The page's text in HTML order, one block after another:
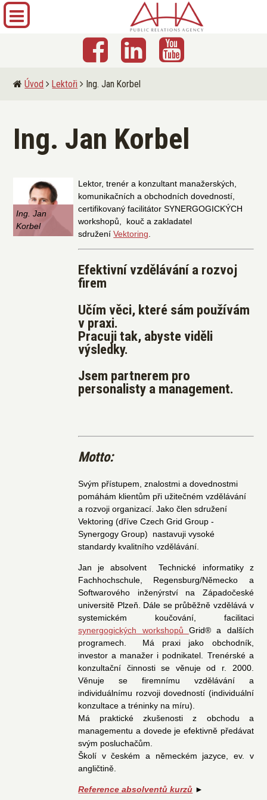
Úvod Lektoři Ing. Jan Korbel
Ing. Jan Korbel
Ing. Jan
Korbel
Lektor, trenér a konzultant manažerských,
komunikačních a obchodních dovedností,
certifikovaný facilitátor SYNERGOGICKÝCH
workshopů, kouč a zakladatel
sdruženíVektoring
Efektivní vzdělávání a rozvoj
firem
Učím věci, které sám používám
v praxi.
Pracuji tak, abyste viděli
výsledky.
Jsem partnerem pro
personalisty a management.
Motto:
Svým přístupem, znalostmi a dovednostmi
pomáhám klientům při užitečném vzdělávání
a rozvoji organizací. Jako člen sdružení
Vektoring (dříve Czech Grid Group -
Synergogy Group) nastavuji vysoké
standardy kvalitního vzdělávání.
Jan je absolvent Technické informatiky z
Fachhochschule, Regensburg/Německo a
Softwarového inženýrství na Západočeské
universitě Plzeň. Dále se průběžně vzdělává v
systemickém koučování, facilitaci
synergogických workshopů Grid® a dalších
programech. Má praxi jako obchodník,
investor a manažer i podnikatel. Trenérské a
konzultační činnosti se věnuje od r. 2000.
Věnuje se firemnímu vzdělávání a
individuálnímu rozvoji dovedností (individuální
konzultace a tréninky na míru).
Má praktické zkušenosti z obchodu a
managementu a dovede je efektivně předávat
svým posluchačům.
Školí v českém a německém jazyce, ev. v
angličtině.
Reference absolventů kurzů ►